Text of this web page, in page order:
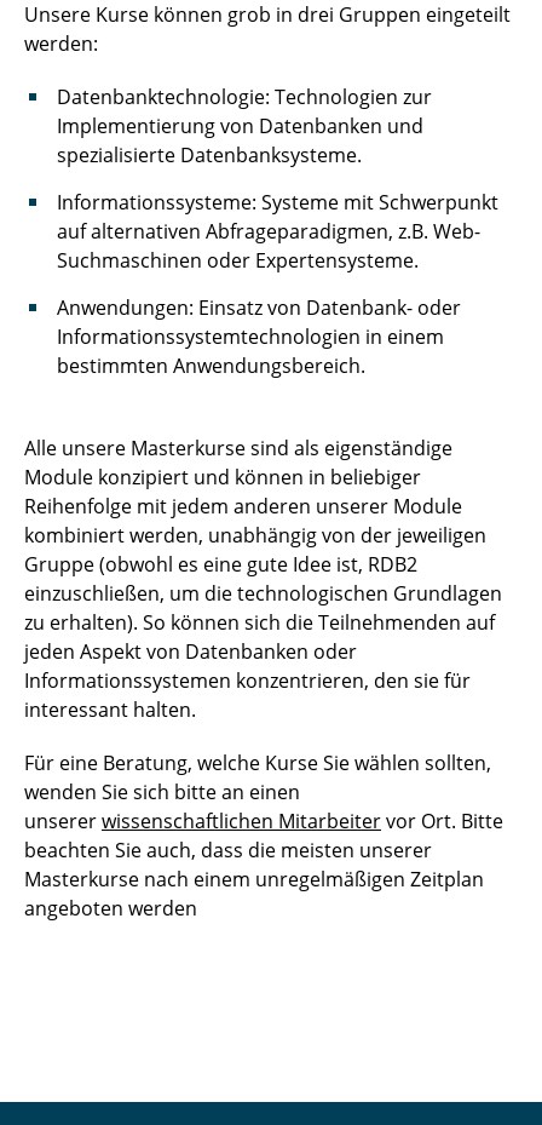
Unsere Kurse können grob in drei Gruppen eingeteilt
werden:
Datenbanktechnologie: Technologien zur
Implementierung von Datenbanken und
spezialisierte Datenbanksysteme.
Informationssysteme: Systeme mit Schwerpunkt
auf alternativen Abfrageparadigmen, z.B. Web-
Suchmaschinen oder Expertensysteme.
Anwendungen: Einsatz von Datenbank- oder
Informationssystemtechnologien in einem
bestimmten Anwendungsbereich.
Alle unsere Masterkurse sind als eigenständige
Module konzipiert und können in beliebiger
Reihenfolge mit jedem anderen unserer Module
kombiniert werden, unabhängig von der jeweiligen
Gruppe (obwohl es eine gute Idee ist, RDB2
einzuschließen, um die technologischen Grundlagen
zu erhalten). So können sich die Teilnehmenden auf
jeden Aspekt von Datenbanken oder
Informationssystemen konzentrieren, den sie für
interessant halten.
Für eine Beratung, welche Kurse Sie wählen sollten,
wenden Sie sich bitte an einen
unsererwissenschaftlichen Mitarbeitervor Ort. Bitte
beachten Sie auch, dass die meisten unserer
Masterkurse nach einem unregelmäßigen Zeitplan
angeboten werden